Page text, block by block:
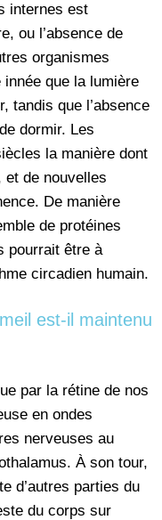
internes est
ou l’absence de
organismes
que la lumière
tandis que l’absence
dormir. Les
la manière dont
et de nouvelles
De manière
de protéines
pourrait être à
circadien humain.
est-il maintenu
par la rétine de nos
en ondes
nerveuses au
À son tour,
d’autres parties du
du corps sur